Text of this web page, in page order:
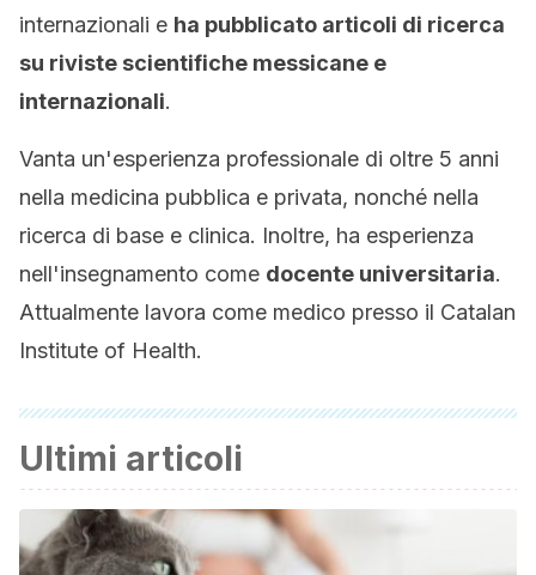
internazionali e ha pubblicato articoli di ricerca
su riviste scientifiche messicane e
internazionali.
Vanta un'esperienza professionale di oltre 5 anni
nella medicina pubblica e privata, nonché nella
ricerca di base e clinica. Inoltre, ha esperienza
nell'insegnamento come docente universitaria.
Attualmente lavora come medico presso il Catalan
Institute of Health.
Ultimi articoli